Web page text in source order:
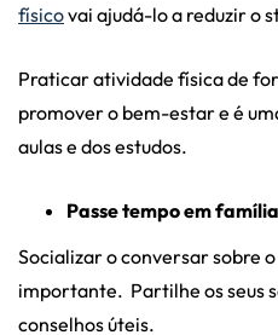
físicovai ajudá-lo a reduzir o
Praticar atividade física de
promover o bem-estar e é
aulas e dos estudos.
Passe tempo em
Socializar o conversar sobre
importante. Partilhe os seus
conselhos úteis.